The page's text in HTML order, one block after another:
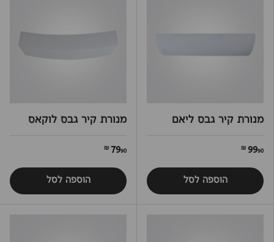
מנורת קיר גבס ליאם
9990 ₪
הוספה לסל
מנורת קיר גבס לוקאס
7990 ₪
הוספה לסל